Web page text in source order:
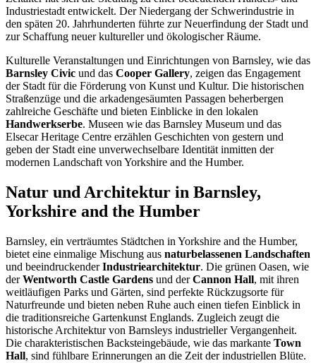
Industriestadt entwickelt. Der Niedergang der Schwerindustrie in
den späten 20. Jahrhunderten führte zur Neuerfindung der Stadt und
zur Schaffung neuer kultureller und ökologischer Räume.
Kulturelle Veranstaltungen und Einrichtungen von Barnsley, wie das
Barnsley Civic und das Cooper Gallery, zeigen das Engagement
der Stadt für die Förderung von Kunst und Kultur. Die historischen
Straßenzüge und die arkadengesäumten Passagen beherbergen
zahlreiche Geschäfte und bieten Einblicke in den lokalen
Handwerkserbe. Museen wie das Barnsley Museum und das
Elsecar Heritage Centre erzählen Geschichten von gestern und
geben der Stadt eine unverwechselbare Identität inmitten der
modernen Landschaft von Yorkshire and the Humber.
Natur und Architektur in Barnsley,
Yorkshire and the Humber
Barnsley, ein verträumtes Städtchen in Yorkshire and the Humber,
bietet eine einmalige Mischung aus naturbelassenen Landschaften
und beeindruckenderIndustriearchitektur. Die grünen Oasen, wie
derWentworth Castle Gardens und derCannon Hall, mit ihren
weitläufigen Parks und Gärten, sind perfekte Rückzugsorte für
Naturfreunde und bieten neben Ruhe auch einen tiefen Einblick in
die traditionsreiche Gartenkunst Englands. Zugleich zeugt die
historische Architektur von Barnsleys industrieller Vergangenheit.
Die charakteristischen Backsteingebäude, wie das markante Town
Hall, sind fühlbare Erinnerungen an die Zeit der industriellen Blüte.